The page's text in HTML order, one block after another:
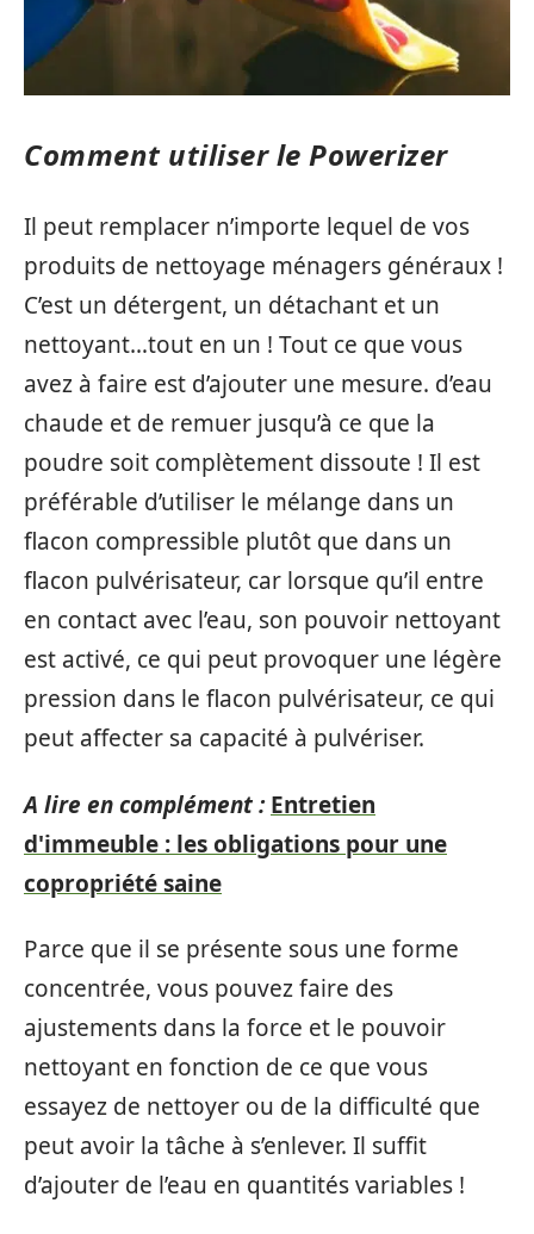
Comment utiliser le Powerizer
Il peut remplacer n’importe lequel de vos
produits de nettoyage ménagers généraux !
C’est un détergent, un détachant et un
nettoyant…tout en un ! Tout ce que vous
avez à faire est d’ajouter une mesure. d’eau
chaude et de remuer jusqu’à ce que la
poudre soit complètement dissoute ! Il est
préférable d’utiliser le mélange dans un
flacon compressible plutôt que dans un
flacon pulvérisateur, car lorsque qu’il entre
en contact avec l’eau, son pouvoir nettoyant
est activé, ce qui peut provoquer une légère
pression dans le flacon pulvérisateur, ce qui
peut affecter sa capacité à pulvériser.
A lire en complément : Entretien
d'immeuble : les obligations pour une
copropriété saine
Parce que il se présente sous une forme
concentrée, vous pouvez faire des
ajustements dans la force et le pouvoir
nettoyant en fonction de ce que vous
essayez de nettoyer ou de la difficulté que
peut avoir la tâche à s’enlever. Il suffit
d’ajouter de l’eau en quantités variables !